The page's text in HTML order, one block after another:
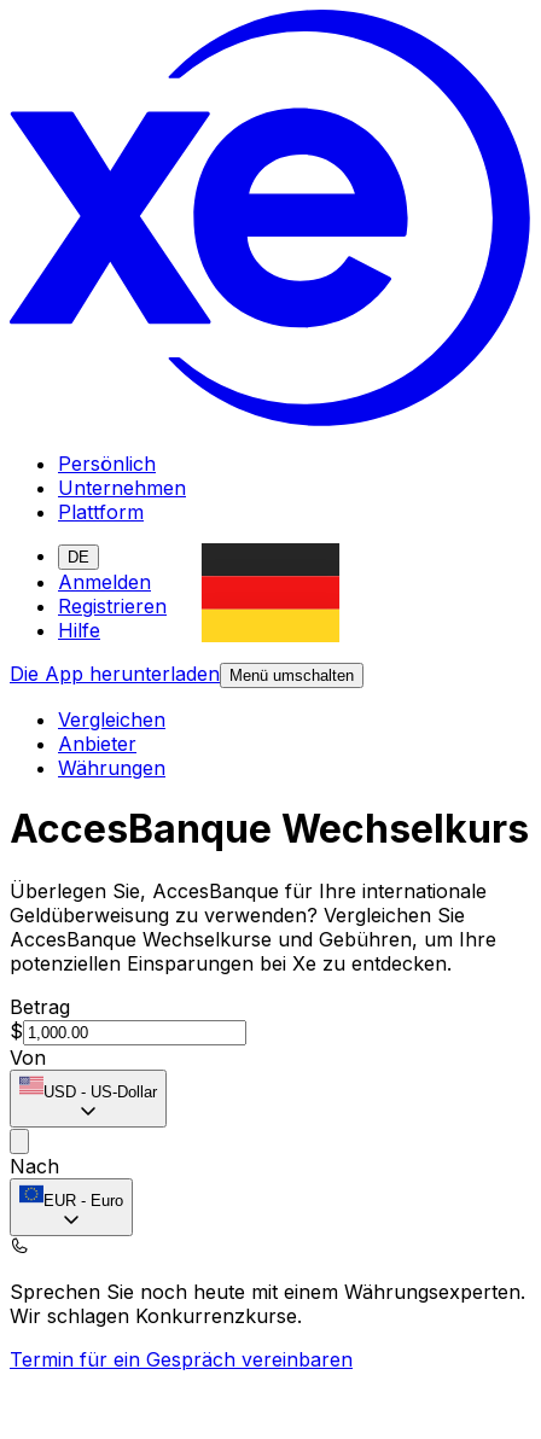
Persönlich
Unternehmen
Plattform
DE
Anmelden
Registrieren
Hilfe
Die App herunterladen
Menü umschalten
Vergleichen
Anbieter
Währungen
AccesBanque Wechselkurs
Überlegen Sie, AccesBanque für Ihre internationale
Geldüberweisung zu verwenden? Vergleichen Sie
AccesBanque Wechselkurse und Gebühren, um Ihre
potenziellen Einsparungen bei Xe zu entdecken.
Betrag
$
Von
USD - US-Dollar
Nach
EUR - Euro
Sprechen Sie noch heute mit einem Währungsexperten.
Wir schlagen Konkurrenzkurse.
Termin für ein Gespräch vereinbaren